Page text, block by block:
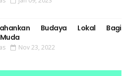
Budaya Lokal Bagi
Nov 23, 2022